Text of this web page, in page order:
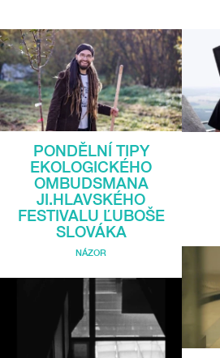
PONDĚLNÍ TIPY
EKOLOGICKÉHO
OMBUDSMANA
JI.HLAVSKÉHO
FESTIVALU ĽUBOŠE
SLOVÁKA
NÁZOR